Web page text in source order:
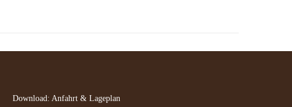
Download: Anfahrt & Lageplan